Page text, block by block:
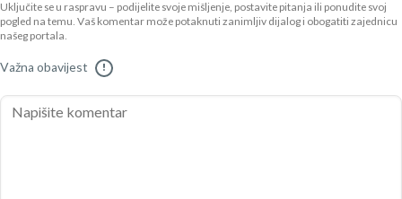
Uključite se u raspravu – podijelite svoje mišljenje, postavite pitanja ili ponudite svoj
pogled na temu. Vaš komentar može potaknuti zanimljiv dijalog i obogatiti zajednicu
našeg portala.
Važna obavijest !